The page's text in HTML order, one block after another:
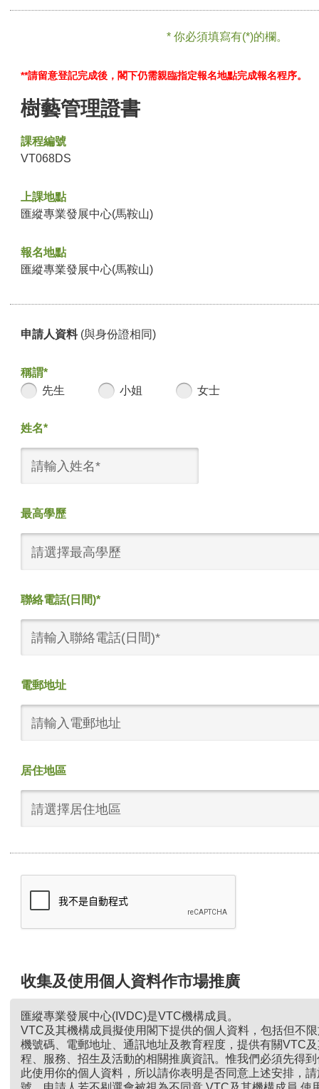
* 你必須填寫有(*)的欄。
**請留意登記完成後，閣下仍需親臨指定報名地點完成報名程序。
樹藝管理證書
課程編號
VT068DS
上課地點
匯縱專業發展中心(馬鞍山)
報名地點
匯縱專業發展中心(馬鞍山)
申請人資料 (與身份證相同)
稱謂*
先生
小姐 女士
姓名*
最高學歷
請選擇最高學歷
聯絡電話(日間)*
電郵地址
居住地區
請選擇居住地區
收集及使用個人資料作市場推廣
匯縱專業發展中心(IVDC)是VTC機構成員。
VTC及其機構成員擬使用閣下提供的個人資料，包括但不
機號碼、電郵地址、通訊地址及教育程度，提供有關VTC
程、服務、招生及活動的相關推廣資訊。惟我們必須先得
此使用你的個人資料，所以請你表明是否同意上述安排，